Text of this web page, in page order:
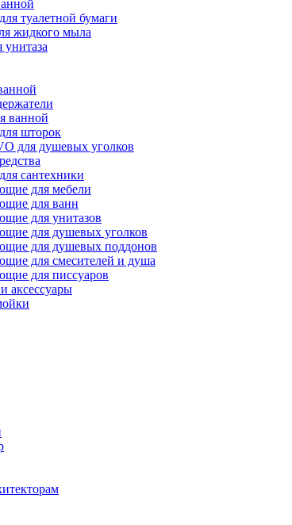
туалетной бумаги
жидкого мыла
ванной
шторок
для душевых уголков
сантехники
для мебели
для ванн
для унитазов
для душевых уголков
для душевых поддонов
для смесителей и душа
для писсуаров
аксессуары